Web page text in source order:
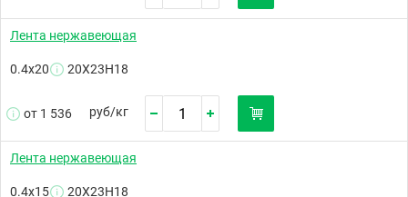
Лента нержавеющая
0.4х20 20Х23Н18
от 1 536 руб/кг
Лента нержавеющая
0.4х15 20Х23Н18